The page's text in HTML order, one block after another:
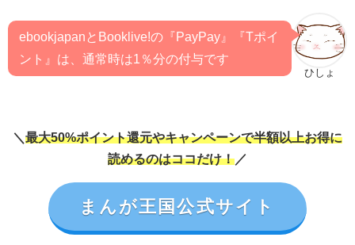
ひしょ
ebookjapanとBooklive!の『PayPay』『Tポイ
ント』は、通常時は1％分の付与です
＼ 最大50%ポイント還元やキャンペーンで半額以上お得に
読めるのはココだけ！ ／
まんが王国公式サイト